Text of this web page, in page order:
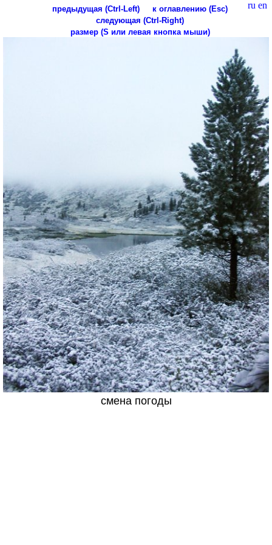
ru en
предыдущая (Ctrl-Left)
к оглавлению (Esc)
следующая (Ctrl-Right)
размер (S или левая кнопка мыши)
смена погоды